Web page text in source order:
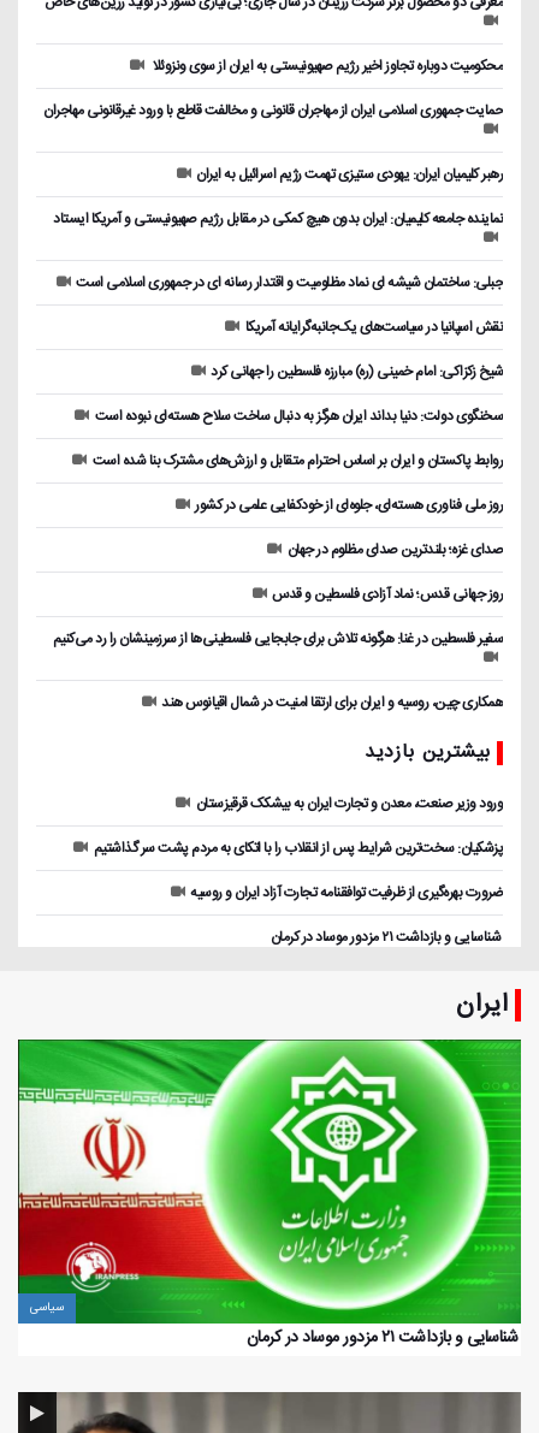
محکومیت دوباره تجاوز اخیر رژیم صهیونیستی به ایران از سوی ونزوئلا
حمایت جمهوری اسلامی ایران از مهاجران قانونی و مخالفت قاطع با ورود غیرقانونی مهاجران
رهبر کلیمیان ایران: یهودی ستیزی تهمت رژیم اسرائیل به ایران
نماینده جامعه کلیمیان: ایران بدون هیچ کمکی در مقابل رژیم صهیونیستی و آمریکا ایستاد
جبلی: ساختمان شیشه ای نماد مظلومیت و اقتدار رسانه ای در جمهوری اسلامی است
نقش اسپانیا در سیاست‌های یک‌جانبه‌گرایانه آمریکا
شیخ زکزاکی: امام خمینی (ره) مبارزه فلسطین را جهانی کرد
سخنگوی دولت: دنیا بداند ایران هرگز به دنبال ساخت سلاح هسته‌ای نبوده است
روابط پاکستان و ایران بر اساس احترام متقابل و ارزش‌های مشترک بنا شده است
روز ملی فناوری هسته‌ای، جلوه‌ای از خودکفایی علمی در کشور
صدای غزه؛ بلندترین صدای مظلوم در جهان
روز جهانی قدس؛ نماد آزادی فلسطین و قدس
سفیر فلسطین در غنا: هرگونه تلاش برای جابجایی فلسطینی‌ها از سرزمینشان را رد می‌کنیم
همکاری چین، روسیه و ایران برای ارتقا امنیت در شمال اقیانوس هند
بیشترین بازدید
ورود وزیر صنعت، معدن و تجارت ایران به بیشکک قرقیزستان
پزشکیان: سخت‌ترین شرایط پس از انقلاب را با اتکای به مردم پشت سر گذاشتیم
ضرورت بهره‌گیری از ظرفیت توافقنامه تجارت آزاد ایران و روسیه
️ شناسایی و بازداشت ۲۱ مزدور موساد در کرمان
ایران
سیاسی
️ شناسایی و بازداشت ۲۱ مزدور موساد در کرمان